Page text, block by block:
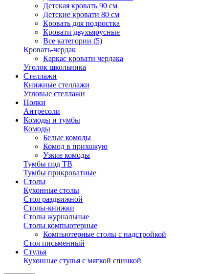
Детская кровать 90 см
Детские кровати 80 см
Кровать для подростка
Кровати двухъярусные
Все категории (5)
Кровать-чердак
Каркас кровати чердака
Уголок школьника
Стеллажи
Книжные стеллажи
Угловые стеллажи
Полки
Антресоли
Комоды и тумбы
Комоды
Белые комоды
Комод в прихожую
Узкие комоды
Тумбы под ТВ
Тумбы прикроватные
Столы
Кухонные столы
Стол раздвижной
Столы-книжки
Столы журнальные
Столы компьютерные
Компьютерные столы с надстройкой
Стол письменный
Стулья
Кухонные стулья с мягкой спинкой